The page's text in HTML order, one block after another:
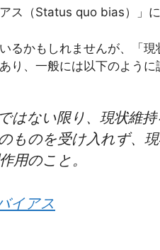
ス（Status quo bias）」
るかもしれませんが、「
り、一般には以下のよう
はない限り、現状維
ものを受け入れず、
用のこと。
イアス